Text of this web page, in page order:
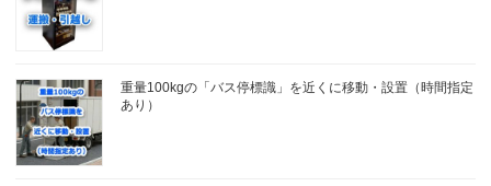
重量100kgの「バス停標識」を近くに移動・設置（時間指定
あり）